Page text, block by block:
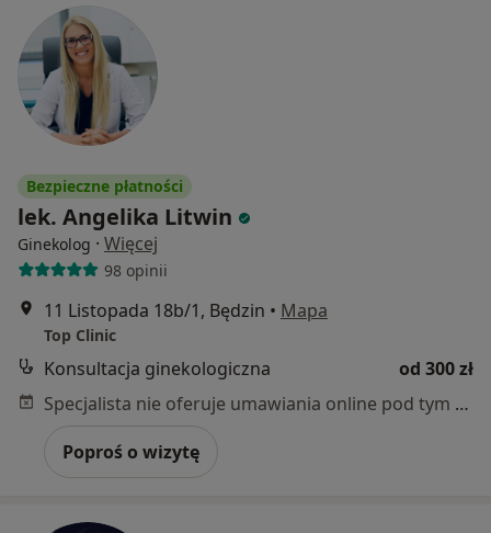
Bezpieczne płatności
lek. Angelika Litwin
Ginekolog · Więcej
98 opinii
11 Listopada 18b/1, Będzin • Mapa
Top Clinic
Konsultacja ginekologiczna
od 300 zł
Specjalista nie oferuje umawiania online pod tym adresem.
Poproś o wizytę